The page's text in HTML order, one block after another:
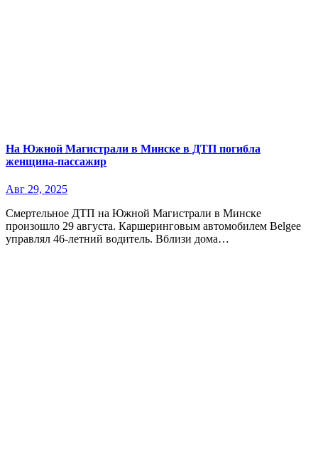
На Южной Магистрали в Минске в ДТП погибла
женщина-пассажир
Авг 29, 2025
Смертельное ДТП на Южной Магистрали в Минске
произошло 29 августа. Каршеринговым автомобилем Belgee
управлял 46-летний водитель. Вблизи дома…